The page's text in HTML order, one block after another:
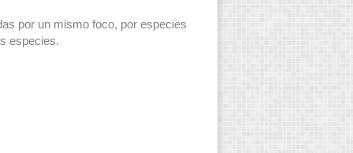
por un mismo foco, por especies
especies.